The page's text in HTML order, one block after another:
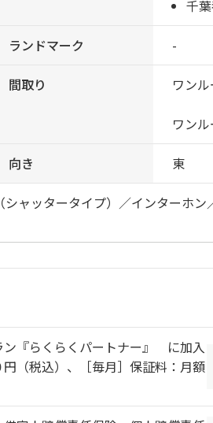
千
ランドマーク -
間取り ワン
ワン
向き 東
ャッタータイプ）／インターホ
ン『らくらくパートナー』 に加入
（税込）、［毎月］保証料：月額